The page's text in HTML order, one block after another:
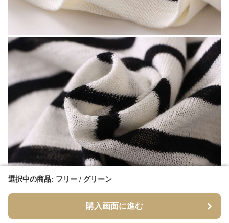
選択中の商品: フリー / グリーン
購入画面に進む
選択中の商品: フリー / グリーン
購入画面に進む